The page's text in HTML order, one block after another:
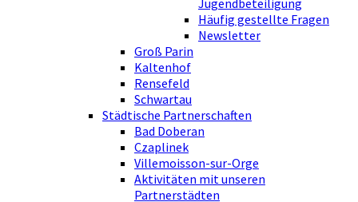
Häufig gestellte Fragen
Newsletter
Groß Parin
Kaltenhof
Rensefeld
Schwartau
Städtische Partnerschaften
Bad Doberan
Czaplinek
Villemoisson-sur-Orge
Aktivitäten mit unseren
Partnerstädten